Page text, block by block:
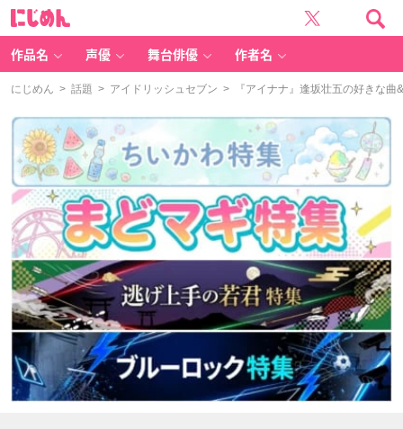
作品名 声優 舞台俳優 作者名
にじめん > 話題 > アイドリッシュセブン > 『アイナナ』逢坂壮五の好きな